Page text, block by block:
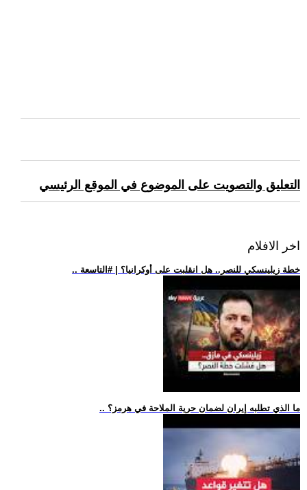
التعليق والتصويت على الموضوع في الموقع الرئيسي
اخر الافلام
.. خطة زيلينسكي للنصر.. هل انقلبت على أوكرانيا؟ | #التاسعة
.. ما الذي تطلبه إيران لضمان حرية الملاحة في هرمز؟